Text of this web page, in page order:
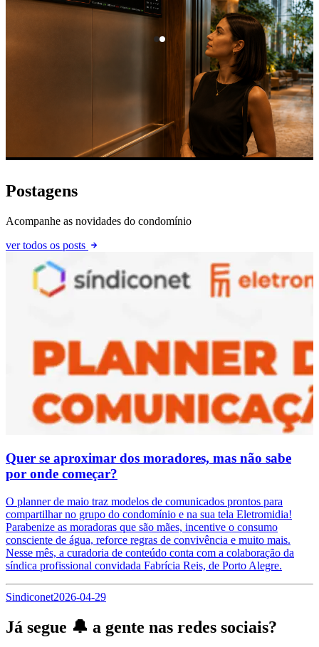
Postagens
Acompanhe as novidades do condomínio
ver todos os posts
Quer se aproximar dos moradores, mas não sabe
por onde começar?
O planner de maio traz modelos de comunicados prontos para
compartilhar no grupo do condomínio e na sua tela Eletromidia!
Parabenize as moradoras que são mães, incentive o consumo
consciente de água, reforce regras de convivência e muito mais.
Nesse mês, a curadoria de conteúdo conta com a colaboração da
síndica profissional convidada Fabrícia Reis, de Porto Alegre.
Sindiconet2026-04-29
Já segue 🔔 a gente nas redes sociais?